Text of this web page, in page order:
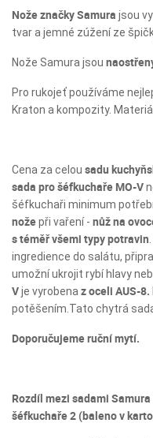
Nože značky Samura jsou
tvar a jemné zúžení ze
Nože Samura jsou
Pro rukojeť používáme
Kraton a kompozity.
Cena za celou sadu
sada pro šéfkuchaře MO-V
šéfkuchaři minimum
nožepři vaření - nůž na
s téměř všemi typy potravin
ingredience do salátu,
umožní ukrojit rybí hlavy
Vje vyrobenaz oceli AUS-8.
potěšením.Tato chytrá
Doporučujeme ruční mytí.
Rozdíl mezi sadami
šéfkuchaře 2 (baleno v